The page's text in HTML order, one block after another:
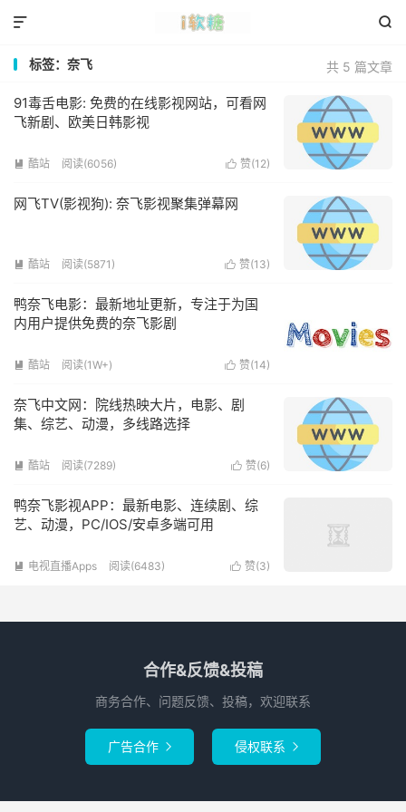


共 5 篇文章
标签：奈飞
91毒舌电影: 免费的在线影视网站，可看网
飞新剧、欧美日韩影视
 赞(12)
 酷站 阅读(6056)
网飞TV(影视狗): 奈飞影视聚集弹幕网
 赞(13)
 酷站 阅读(5871)
鸭奈飞电影：最新地址更新，专注于为国
内用户提供免费的奈飞影剧
 赞(14)
 酷站 阅读(1W+)
奈飞中文网：院线热映大片，电影、剧
集、综艺、动漫，多线路选择
 赞(6)
 酷站 阅读(7289)
鸭奈飞影视APP：最新电影、连续剧、综
艺、动漫，PC/IOS/安卓多端可用
 赞(3)
 电视直播Apps 阅读(6483)
合作&反馈&投稿
商务合作、问题反馈、投稿，欢迎联系
广告合作  侵权联系 